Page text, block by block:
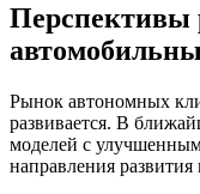
Перспективы
Рынок автономных
развивается. В
моделей с
направления